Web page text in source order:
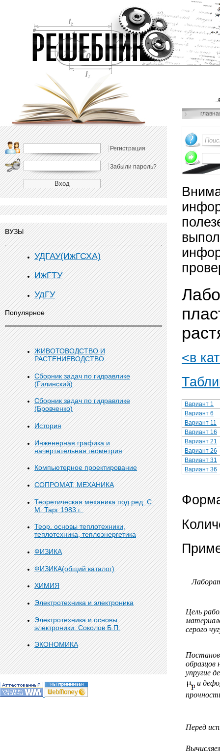
Регистрация
Забыли пароль?
ВУЗЫ
УДГАУ(ИжГСХА)
ИжГТУ
УдГУ
Популярное
ЖИВОТОВОДСТВО И
РАСТЕНИЕВОДСТВО
Сборник задач по гидравлике
(Гилинский)
Сборник задач по гидравлике
(Бровченко)
История
Инженерная графика и
начертательная геометрия
Компьютерное проектирование
СОПРОМАТ, МЕХАНИКА
Теоретическая механика под ред. С.
М. Тарг 1983 г.
Теор. основы теплотехники,
теплотехника, теплоэнергетика
ФИЗИКА
ФИЗИКА(общий каталог)
ХИМИЯ
Электротехника и электроника
Электротехника и основы
электроники. Соколов Б.П.
ЭКОНОМИКА
<в
Вариант 1
Вариант 6
Вариант 11
Вариант 16
Вариант 21
Вариант 26
Вариант 31
Вариант 36
Цель
серого
упругие
и
Перед